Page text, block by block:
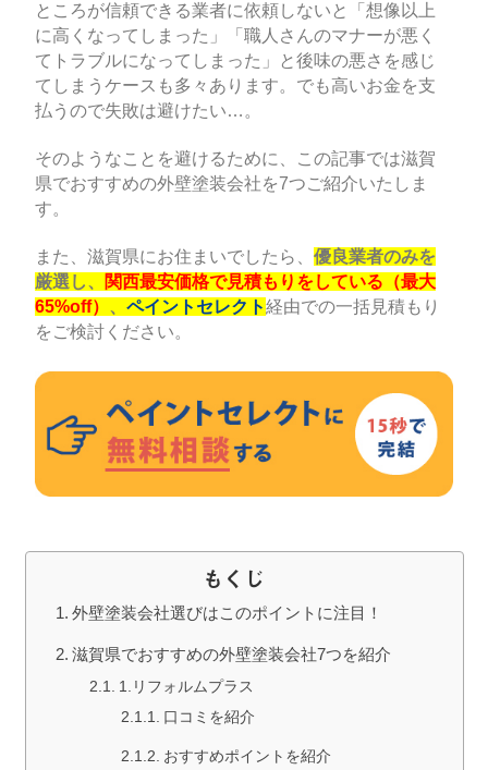
ところが信頼できる業者に依頼しないと「想像以上
に高くなってしまった」「職人さんのマナーが悪く
てトラブルになってしまった」と後味の悪さを感じ
てしまうケースも多々あります。でも高いお金を支
払うので失敗は避けたい…。
そのようなことを避けるために、この記事では滋賀
県でおすすめの外壁塗装会社を7つご紹介いたしま
す。
また、滋賀県にお住まいでしたら、優良業者のみを
厳選し、 関西最安価格で見積もりをしている（最大
65%off） 、ペイントセレクト経由での一括見積もり
をご検討ください。
もくじ
外壁塗装会社選びはこのポイントに注目！
滋賀県でおすすめの外壁塗装会社7つを紹介
1.リフォルムプラス
口コミを紹介
おすすめポイントを紹介